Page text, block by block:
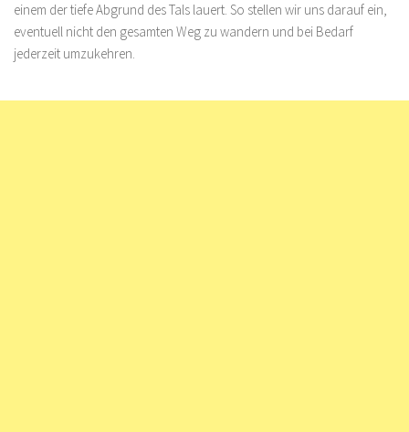
einem der tiefe Abgrund des Tals lauert. So stellen wir uns darauf ein,
eventuell nicht den gesamten Weg zu wandern und bei Bedarf
jederzeit umzukehren.